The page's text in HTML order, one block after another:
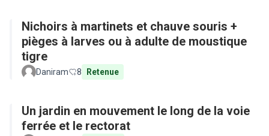
Nichoirs à martinets et chauve souris +
pièges à larves ou à adulte de moustique
tigre
Daniram 8 Retenue
Un jardin en mouvement le long de la voie
ferrée et le rectorat